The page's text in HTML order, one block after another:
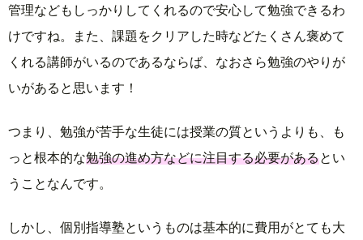
管理などもしっかりしてくれるので安心して勉強できるわ
けですね。また、課題をクリアした時などたくさん褒めて
くれる講師がいるのであるならば、なおさら勉強のやりが
いがあると思います！
つまり、勉強が苦手な生徒には授業の質というよりも、も
っと根本的な勉強の進め方などに注目する必要があるとい
うことなんです。
しかし、個別指導塾というものは基本的に費用がとても大